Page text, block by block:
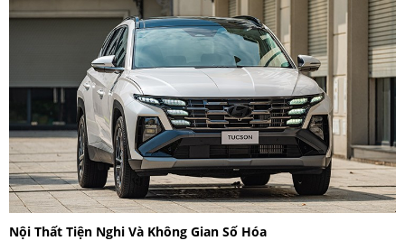
Nội Thất Tiện Nghi Và Không Gian Số Hóa